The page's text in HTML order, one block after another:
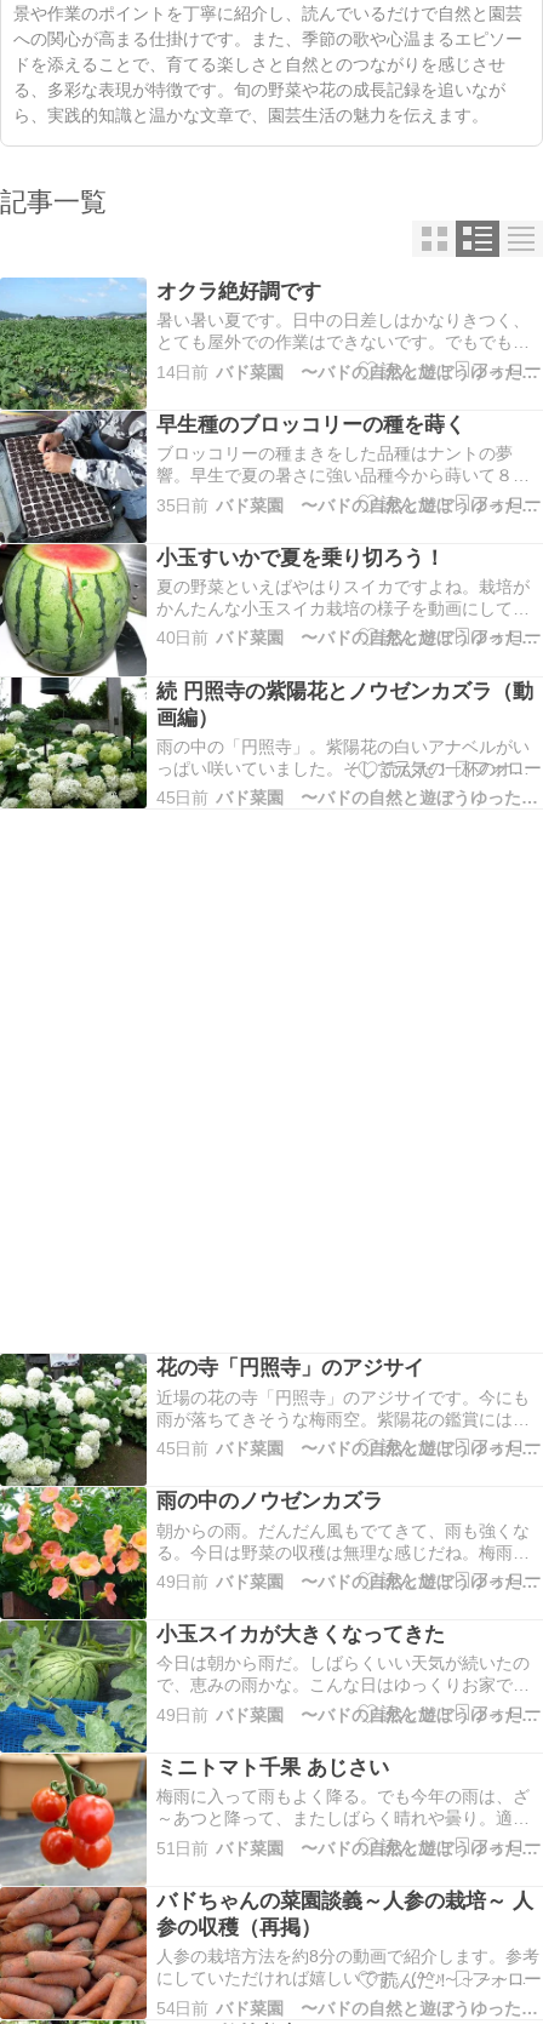
景や作業のポイントを丁寧に紹介し、読んでいるだけで自然と園芸
への関心が高まる仕掛けです。また、季節の歌や心温まるエピソー
ドを添えることで、育てる楽しさと自然とのつながりを感じさせ
る、多彩な表現が特徴です。旬の野菜や花の成長記録を追いなが
ら、実践的知識と温かな文章で、園芸生活の魅力を伝えます。
記事一覧
オクラ絶好調です
暑い暑い夏です。日中の日差しはかなりきつく、
とても屋外での作業はできないです。でもでも暑
い夏には、オクラは超元気。毎日毎日収穫が続き
ます。お花もとてもきれいでオクラの木陰から見
暑さを避けて、今はさすがに早朝収穫です。今朝
は午前５時からス…
14日前 バド菜園 〜バドの自然と遊ぼうゆったり菜園らいふ〜
早生種のブロッコリーの種を蒔く
ブロッコリーの種まきをした品種はナントの夢
響。早生で夏の暑さに強い品種今から蒔いて８月
上旬に植え付けて１０月の収穫を目指す。暑さ対
策がいる時なので寒冷紗等をして、水をしっかり
ド菜園ブログ更新通知」が来ます。クリックして
申し込んでくれた…
35日前 バド菜園 〜バドの自然と遊ぼうゆったり菜園らいふ〜
小玉すいかで夏を乗り切ろう！
夏の野菜といえばやはりスイカですよね。栽培が
かんたんな小玉スイカ栽培の様子を動画にしてみ
ました。ぜひチャレンジしてくださいね。「バド
菜園ブログ更新通知」が来ます。クリックして申
ング ←１日１回ポチット！うれしいなあ～
40日前 バド菜園 〜バドの自然と遊ぼうゆったり菜園らいふ〜
続 円照寺の紫陽花とノウゼンカズラ（動
画編）
雨の中の「円照寺」。紫陽花の白いアナベルがい
っぱい咲いていました。そして元気の一杯のオレ
ンジの花、ノウゼンカズラ。１年中お花が楽しめ
る「円照寺」。いいですね。”花が教えてくれるや
45日前 バド菜園 〜バドの自然と遊ぼうゆったり菜園らいふ〜
花の寺「円照寺」のアジサイ
近場の花の寺「円照寺」のアジサイです。今にも
雨が落ちてきそうな梅雨空。紫陽花の鑑賞にはち
ょうどいい天気。ここには年中いろんなお花が咲
いています。今はアナベルをメインにいろんな紫
すね(^^♪雨の日はやはりこの歌です(^^♪「バド菜園
ブログ…
45日前 バド菜園 〜バドの自然と遊ぼうゆったり菜園らいふ〜
雨の中のノウゼンカズラ
朝からの雨。だんだん風もでてきて、雨も強くな
る。今日は野菜の収穫は無理な感じだね。梅雨の
季節に鮮やかに咲くノウゼンカズラ。オレンジ色
で元気になるね～。雨の日はやはりこの歌です
ックして申し込んでくれたらうれしいなあ～家庭
菜園ランキング…
49日前 バド菜園 〜バドの自然と遊ぼうゆったり菜園らいふ〜
小玉スイカが大きくなってきた
今日は朝から雨だ。しばらくいい天気が続いたの
で、恵みの雨かな。こんな日はゆっくりお家で休
養か、お買い物、アジサイを散策などもいいです
ね。小玉スイカが大きくなってきた。今回は平面
早々とネツトで囲う。まだ小さいのにお試しか、
お遊びか、すぐつつ…
49日前 バド菜園 〜バドの自然と遊ぼうゆったり菜園らいふ〜
ミニトマト千果 あじさい
梅雨に入って雨もよく降る。でも今年の雨は、ざ
～あつと降って、またしばらく晴れや曇り。適当
に涼しくて菜園もやりやすい。ハウスのミニトマ
トの千果がきれいだ。しかもおいしい。これから
中しっとり咲くアジサイがいいね。でも晴れの日
はなんか辛そうだ…
51日前 バド菜園 〜バドの自然と遊ぼうゆったり菜園らいふ〜
バドちゃんの菜園談義～人参の栽培～ 人
参の収穫（再掲）
人参の栽培方法を約8分の動画で紹介します。参考
にしていただければ嬉しいです。(^^♪～～～～～
～～～～～～～1月に種まきした人参向陽２号の収
54日前 バド菜園 〜バドの自然と遊ぼうゆったり菜園らいふ〜